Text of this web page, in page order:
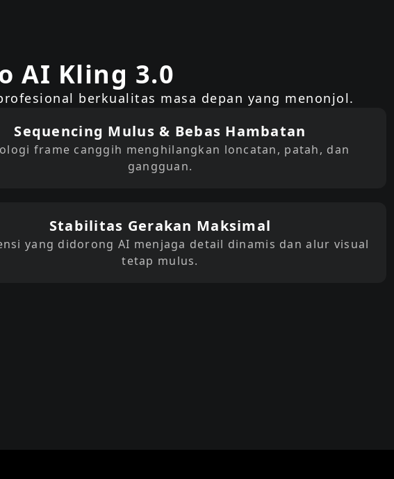
AI Kling 3.0
berkualitas masa depan yang menonjol.
Sequencing Mulus & Bebas Hambatan
frame canggih menghilangkan loncatan, patah, dan
gangguan.
Stabilitas Gerakan Maksimal
yang didorong AI menjaga detail dinamis dan alur visual
tetap mulus.